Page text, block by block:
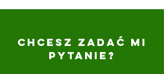
CHCESZ ZADAĆ MI
PYTANIE?